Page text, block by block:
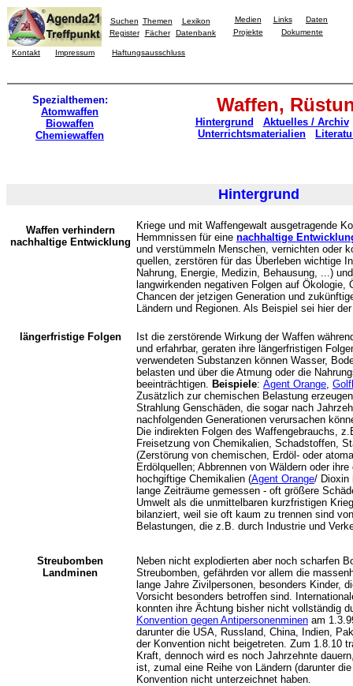
Suchen Themen
Lexikon
Register
Fächer Datenbank
Medien Links
Daten
Projekte
Dokumente
Kontakt Impressum Haftungsausschluss
Spezialthemen:
Atomwaffen
Biowaffen
Chemiewaffen
Waffen,
Hintergrund
Aktuelles / Archiv
Unterrichtsmaterialien
Hintergrund
Waffen verhindern
nachhaltige Entwicklung
Kriege und mit Waffengewalt ausgetragende
Hemmnissen für eine nachhaltige
und verstümmeln Menschen, vernichten oder
quellen, zerstören für das Überleben wichtige
Nahrung, Energie, Medizin, Behausung, ...)
langwirkenden negativen Folgen auf
Chancen der jetzigen Generation und
Ländern und Regionen. Als Beispiel sei hier
längerfristige Folgen
Ist die zerstörende Wirkung der Waffen
und erfahrbar, geraten ihre längerfristigen
verwendeten Substanzen können Wasser,
belasten und über die Atmung oder die
beeinträchtigen. Beispiele: Agent Orange,
Zusätzlich zur chemischen Belastung
Strahlung Genschäden, die sogar nach
nachfolgenden Generationen verursachen
Die indirekten Folgen des Waffengebrauchs,
Freisetzung von Chemikalien, Schadstoffen,
(Zerstörung von chemischen, Erdöl- oder
Erdölquellen; Abbrennen von Wäldern oder
hochgiftige Chemikalien (Agent Orange/ Dioxin
lange Zeiträume gemessen - oft größere
Umwelt als die unmittelbaren kurzfristigen
bilanziert, weil sie oft kaum zu trennen sind
Belastungen, die z.B. durch Industrie und
Streubomben
Landminen
Neben nicht explodierten aber noch scharfen
Streubomben, gefährden vor allem die
lange Jahre Zivilpersonen, besonders Kinder,
Vorsicht besonders betroffen sind.
konnten ihre Ächtung bisher nicht vollständig
Konvention gegen Antipersonenminen am
darunter die USA, Russland, China, Indien,
der Konvention nicht beigetreten. Zum 1.8.10
Kraft, dennoch wird es noch Jahrzehnte
ist, zumal eine Reihe von Ländern (darunter
Konvention nicht unterzeichnet haben.